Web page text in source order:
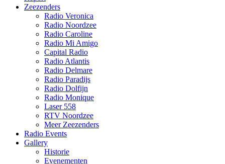
Zeezenders
Radio Veronica
Radio Noordzee
Radio Caroline
Radio Mi Amigo
Capital Radio
Radio Atlantis
Radio Delmare
Radio Paradijs
Radio Dolfijn
Radio Monique
Laser 558
RTV Noordzee
Meer Zeezenders
Radio Events
Gallery
Historie
Evenementen